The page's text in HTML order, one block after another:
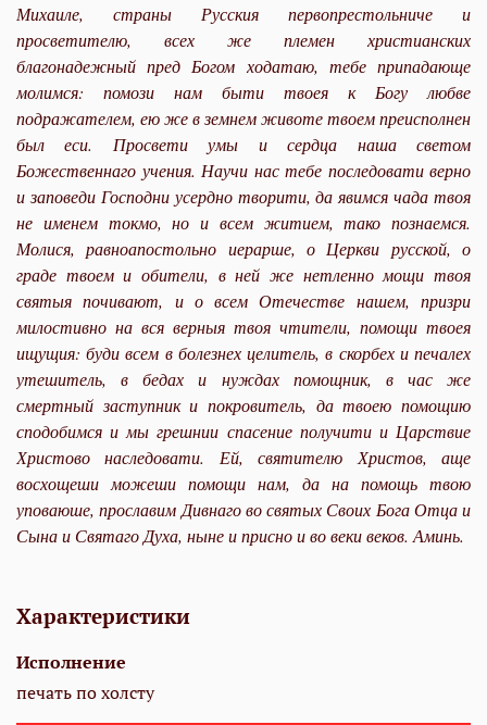
Михаиле, страны Русския первопрестольниче и
просветителю, всех же племен христианских
благонадежный пред Богом ходатаю, тебе припадающе
молимся: помози нам быти твоея к Богу любве
подражателем, ею же в земнем животе твоем преисполнен
был еси. Просвети умы и сердца наша светом
Божественнаго учения. Научи нас тебе последовати верно
и заповеди Господни усердно творити, да явимся чада твоя
не именем токмо, но и всем житием, тако познаемся.
Молися, равноапостольно иерарше, о Церкви русской, о
граде твоем и обители, в ней же нетленно мощи твоя
святыя почивают, и о всем Отечестве нашем, призри
милостивно на вся верныя твоя чтители, помощи твоея
ищущия: буди всем в болезнех целитель, в скорбех и печалех
утешитель, в бедах и нуждах помощник, в час же
смертный заступник и покровитель, да твоею помощию
сподобимся и мы грешнии спасение получити и Царствие
Христово наследовати. Ей, святителю Христов, аще
восхощеши можеши помощи нам, да на помощь твою
уповаюше, прославим Дивнаго во святых Своих Бога Отца и
Сына и Святаго Духа, ныне и присно и во веки веков. Аминь.
Характеристики
Исполнение
печать по холсту